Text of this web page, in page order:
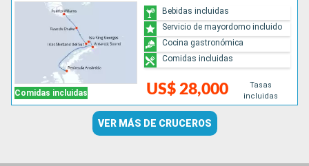
Comidas incluidas US$ 28,000
Tasas
incluidas
Bebidas incluidas
Servicio de mayordomo incluido
Cocina gastronómica
Comidas incluidas
VER MÁS DE CRUCEROS